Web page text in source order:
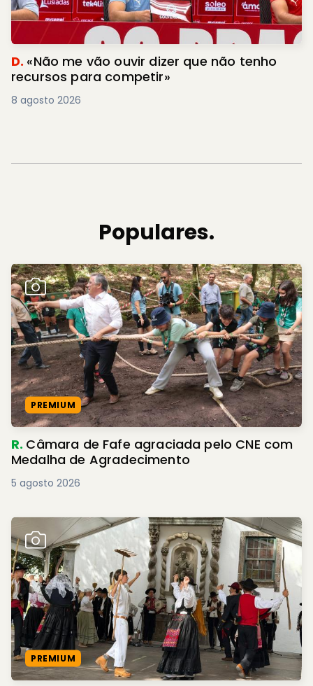
D. «Não me vão ouvir dizer que não tenho
recursos para competir»
8 agosto 2026
Populares.
PREMIUM
R. Câmara de Fafe agraciada pelo CNE com
Medalha de Agradecimento
5 agosto 2026
PREMIUM